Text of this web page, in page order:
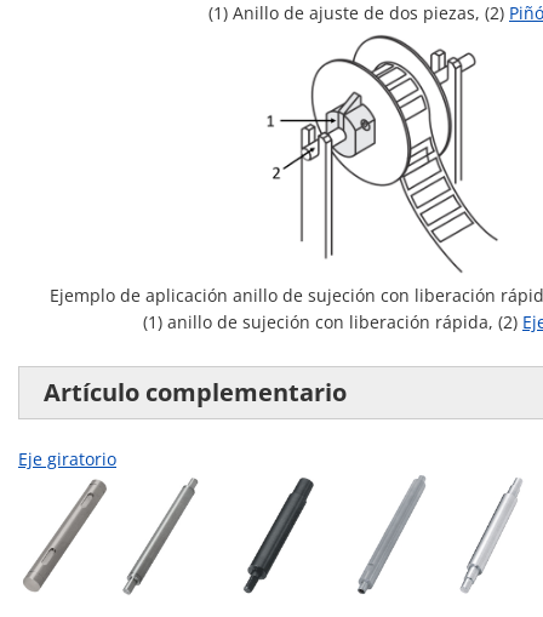
(1) Anillo de ajuste de dos piezas, (2)
Ejemplo de aplicación anillo de sujeción con liberación
(1) anillo de sujeción con liberación rápida, (2)
Artículo complementario
Eje giratorio